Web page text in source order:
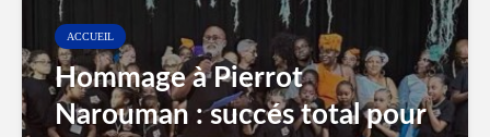
ACCUEIL
Hommage à Pierrot
Narouman : succés total pour